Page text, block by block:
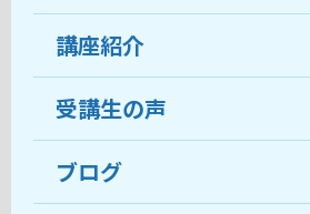
受講生の声
おすすめ・人気の講座
目的から講座を探す
ココがおすすめ
料金
受講までの流れ
講座紹介
受講生の声
ブログ